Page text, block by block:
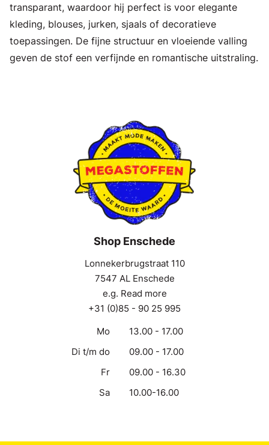
transparant, waardoor hij perfect is voor elegante
kleding, blouses, jurken, sjaals of decoratieve
toepassingen. De fijne structuur en vloeiende valling
geven de stof een verfijnde en romantische uitstraling.
Shop Enschede
Lonnekerbrugstraat 110
7547 AL Enschede
e.g. Read more
+31 (0)85 - 90 25 995
Mo
13.00 - 17.00
Di t/m do
09.00 - 17.00
Fr
09.00 - 16.30
Sa
10.00-16.00